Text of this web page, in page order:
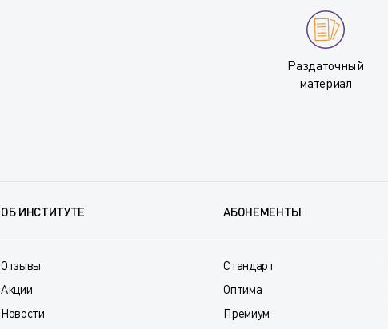
Раздаточный
материал
ОБ ИНСТИТУТЕ
Отзывы
Акции
Новости
АБОНЕМЕНТЫ
Стандарт
Оптима
Премиум